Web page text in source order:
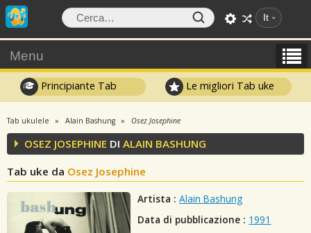
It
Menu
Principiante Tab Le migliori Tab uke
Tab ukulele Alain Bashung Osez Josephine
OSEZ JOSEPHINE DI ALAIN BASHUNG
Tab uke da Osez Josephine
Artista : Alain Bashung
Data di pubblicazione : 1991